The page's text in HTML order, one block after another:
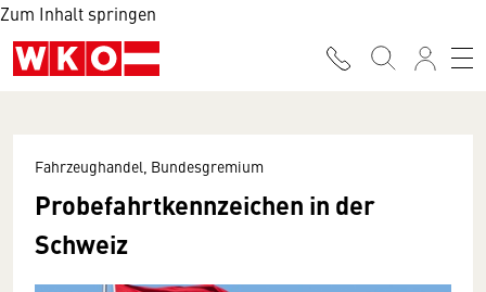
Zum Inhalt springen
Fahrzeughandel, Bundesgremium
Probefahrtkennzeichen in der
Schweiz